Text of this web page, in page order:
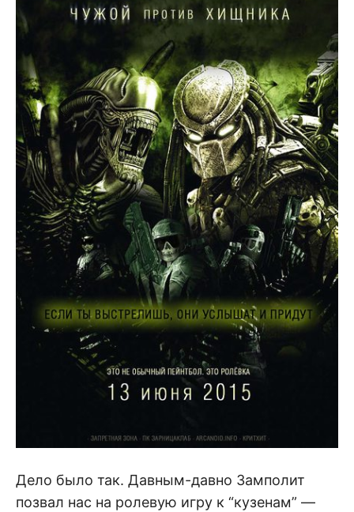
Дело было так. Давным-давно Замполит
позвал нас на ролевую игру к “кузенам” —